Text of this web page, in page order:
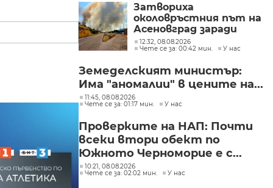
Затвориха
околовръстния път на
Асеновград заради
пожар (СНИМКИ)
12:32, 08.08.2026
Чете се за: 00:42 мин.
У нас
Земеделският министър:
Има "аномалии" в цените на...
11:45, 08.08.2026
Чете се за: 01:17 мин.
У нас
Проверките на НАП: Почти
всеки втори обект по
Южното Черноморие е с...
10:21, 08.08.2026
Чете се за: 02:02 мин.
У нас